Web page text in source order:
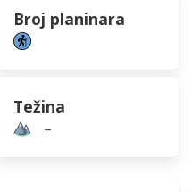
Broj planinara
Težina
–